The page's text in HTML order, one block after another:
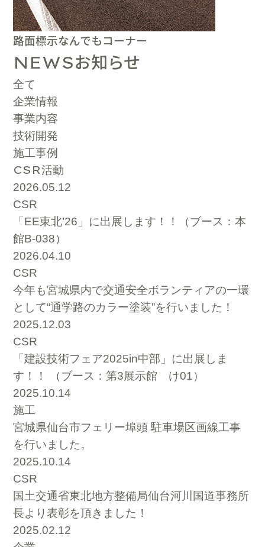
路面標示なんでもコーナー
NEWSお知らせ
全て
企業情報
事業内容
技術開発
施工事例
CSR活動
2026.05.12
CSR
「EE東北’26」に出展します！！（ブース：本
館B-038）
2026.04.10
CSR
今年も宮城県内で交通安全ボランティアの一環
として“通学路のカラー塗装”を行いました！
2025.12.03
CSR
「建設技術フェア2025in中部」に出展しま
す！！ （ブース：第3展示館 け01）
2025.10.14
施工
宮城県仙台市フェリー埠頭 駐車場区画線工事
を行いました。
2025.10.14
CSR
国土交通省東北地方整備局仙台河川国道事務所
長より表彰を頂きました！
2025.02.12